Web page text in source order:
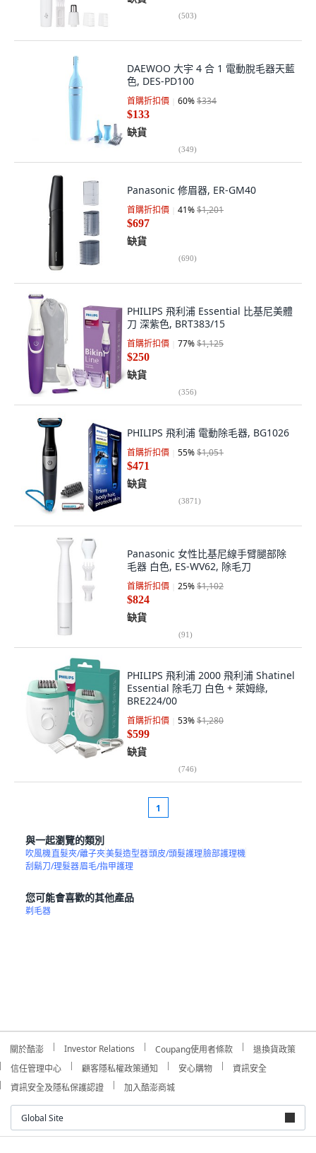
(503)
DAEWOO 大宇 4 合 1 電動脫毛器天藍
色, DES-PD100
首購折扣價 60%$334
$133
缺貨
(349)
Panasonic 修眉器, ER-GM40
首購折扣價 41%$1,201
$697
缺貨
(690)
PHILIPS 飛利浦 Essential 比基尼美體
刀 深紫色, BRT383/15
首購折扣價 77%$1,125
$250
缺貨
(356)
PHILIPS 飛利浦 電動除毛器, BG1026
首購折扣價 55%$1,051
$471
缺貨
(3871)
Panasonic 女性比基尼線手臂腿部除
毛器 白色, ES-WV62, 除毛刀
首購折扣價 25%$1,102
$824
缺貨
(91)
PHILIPS 飛利浦 2000 飛利浦 Shatinel
Essential 除毛刀 白色 + 萊姆綠,
BRE224/00
首購折扣價 53%$1,280
$599
缺貨
(746)
1
與一起瀏覽的類別
吹風機直髮夾/離子夾美髮造型器頭皮/頭髮護理臉部護理機
刮鬍刀/理髮器眉毛/指甲護理
您可能會喜歡的其他產品
剃毛器
關於酷澎 Investor Relations Coupang使用者條款
退換貨政策
信任管理中心
顧客隱私權政策通知 安心購物
資訊安全
資訊安全及隱私保護認證
加入酷澎商城
Global Site